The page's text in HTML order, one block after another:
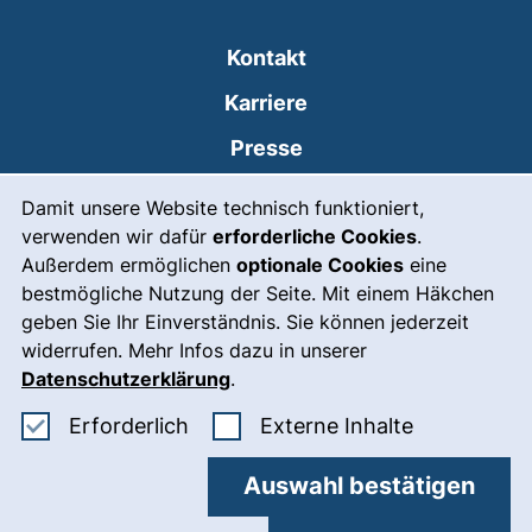
Damit unsere Website technisch funktioniert,
verwenden wir dafür erforderliche Cookies.
Außerdem ermöglichen optionale Cookies eine
bestmögliche Nutzung der Seite. Mit einem Häkchen
geben Sie Ihr Einverständnis. Sie können jederzeit
widerrufen. Mehr Infos dazu in unserer
Datenschutzerklärung.
Erforderlich Erforderliche Cookies akzeptieren
Externe Inhalte: Externe
Auswahl bestätigen
Kontakt
Karriere
Presse
Leichte Sprache
Gebärdensprache
Notfall(externer Link, öffnet
Impressum
Barrierefreiheit
Datenschutz